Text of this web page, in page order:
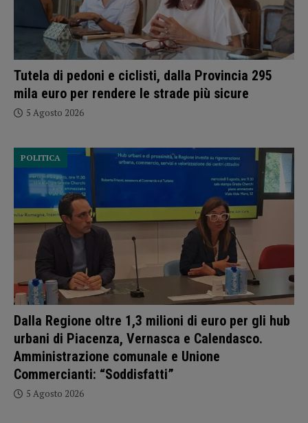
Tutela di pedoni e ciclisti, dalla Provincia 295
mila euro per rendere le strade più sicure
5 Agosto 2026
Dalla Regione oltre 1,3 milioni di euro per gli hub
urbani di Piacenza, Vernasca e Calendasco.
Amministrazione comunale e Unione
Commercianti: “Soddisfatti”
POLITICA
5 Agosto 2026